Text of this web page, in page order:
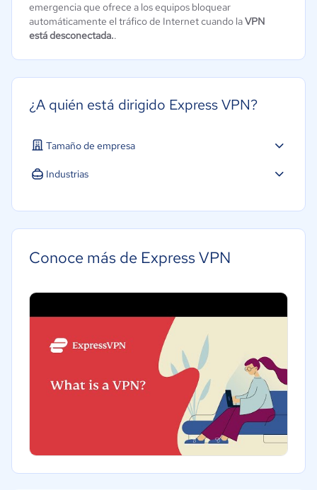
emergencia que ofrece a los equipos bloquear
automáticamente el tráfico de Internet cuando laVPN
está desconectada..
¿A quién está dirigido Express VPN?
Tamaño de empresa
Industrias
Conoce más de Express VPN